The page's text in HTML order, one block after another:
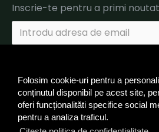
Folosim cookie-uri pentru a
conținutul disponibil pe acest site,
oferi funcționalităti specifice social
pentru a analiza traficul.
Inscrie-te pentru a primi